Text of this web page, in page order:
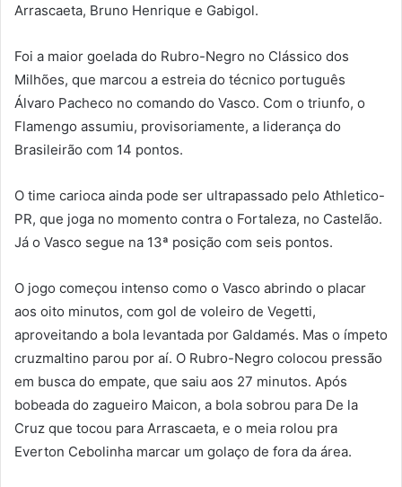
Arrascaeta, Bruno Henrique e Gabigol.
Foi a maior goelada do Rubro-Negro no Clássico dos
Milhões, que marcou a estreia do técnico português
Álvaro Pacheco no comando do Vasco. Com o triunfo, o
Flamengo assumiu, provisoriamente, a liderança do
Brasileirão com 14 pontos.
O time carioca ainda pode ser ultrapassado pelo Athletico-
PR, que joga no momento contra o Fortaleza, no Castelão.
Já o Vasco segue na 13ª posição com seis pontos.
O jogo começou intenso como o Vasco abrindo o placar
aos oito minutos, com gol de voleiro de Vegetti,
aproveitando a bola levantada por Galdamés. Mas o ímpeto
cruzmaltino parou por aí. O Rubro-Negro colocou pressão
em busca do empate, que saiu aos 27 minutos. Após
bobeada do zagueiro Maicon, a bola sobrou para De la
Cruz que tocou para Arrascaeta, e o meia rolou pra
Everton Cebolinha marcar um golaço de fora da área.